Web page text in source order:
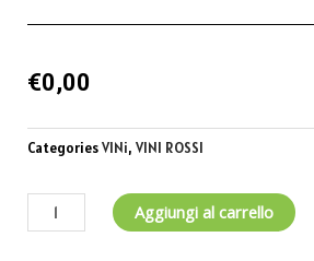
€0,00
CategoriesVINi, VINI ROSSI
Aggiungi al carrello